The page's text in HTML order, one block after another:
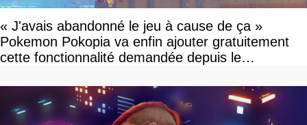
« J'avais abandonné le jeu à cause de ça »
Pokemon Pokopia va enfin ajouter gratuitement
cette fonctionnalité demandée depuis le